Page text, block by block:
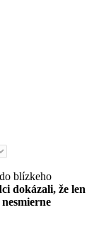
blízkeho
dokázali, že len